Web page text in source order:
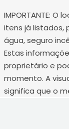
IMPORTANTE:
itens já listados,
água, seguro
Estas
proprietário e
momento. A
significa que o